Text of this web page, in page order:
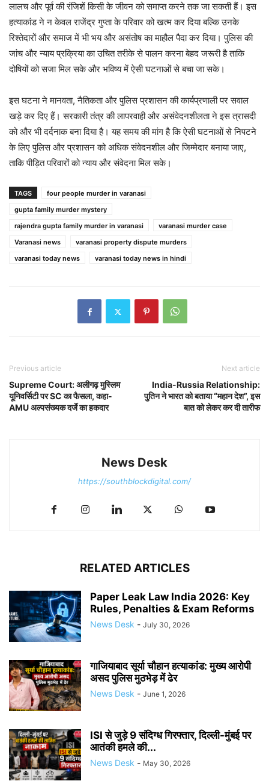
लालच और पूर्व की रंजिशें किसी के जीवन को समाप्त करने तक जा सकती हैं। इस
हत्याकांड ने न केवल राजेंद्र गुप्ता के परिवार को खत्म कर दिया बल्कि उनके
रिश्तेदारों और समाज में भी भय और असंतोष का माहौल पैदा कर दिया। पुलिस की
जांच और न्याय प्रक्रिया का उचित तरीके से पालन करना बेहद जरूरी है ताकि
दोषियों को सजा मिल सके और भविष्य में ऐसी घटनाओं से बचा जा सके।
इस घटना ने मानवता, नैतिकता और पुलिस प्रशासन की कार्यप्रणाली पर सवाल
खड़े कर दिए हैं। सरकारी तंत्र की लापरवाही और असंवेदनशीलता ने इस त्रासदी
को और भी दर्दनाक बना दिया है। यह समय की मांग है कि ऐसी घटनाओं से निपटने
के लिए पुलिस और प्रशासन को अधिक संवेदनशील और जिम्मेदार बनाया जाए,
ताकि पीड़ित परिवारों को न्याय और संवेदना मिल सके।
TAGS
four people murder in varanasi
gupta family murder mystery
rajendra gupta family murder in varanasi
varanasi murder case
Varanasi news
varanasi property dispute murders
varanasi today news
varanasi today news in hindi
Previous article
Supreme Court: अलीगढ़ मुस्लिम
यूनिवर्सिटी पर SC का फैसला, कहा-
AMU अल्पसंख्यक दर्जे का हकदार
Next article
India-Russia Relationship:
पुतिन ने भारत को बताया “महान देश”, इस
बात को लेकर कर दी तारीफ
News Desk
https://southblockdigital.com/
RELATED ARTICLES
Paper Leak Law India 2026: Key
Rules, Penalties & Exam Reforms
News Desk - July 30, 2026
गाजियाबाद सूर्या चौहान हत्याकांड: मुख्य आरोपी
असद पुलिस मुठभेड़ में ढेर
News Desk - June 1, 2026
ISI से जुड़े 9 संदिग्ध गिरफ्तार, दिल्ली-मुंबई पर
आतंकी हमले की...
News Desk - May 30, 2026